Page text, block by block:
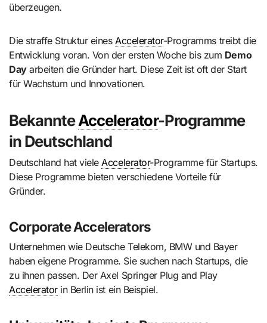
überzeugen.
Die straffe Struktur eines Accelerator-Programms treibt die
Entwicklung voran. Von der ersten Woche bis zum Demo
Dayarbeiten die Gründer hart. Diese Zeit ist oft der Start
für Wachstum und Innovationen.
BekannteAccelerator-Programme
in Deutschland
Deutschland hat vieleAccelerator-Programme für Startups.
Diese Programme bieten verschiedene Vorteile für
Gründer.
Corporate Accelerators
Unternehmen wie Deutsche Telekom, BMW und Bayer
haben eigene Programme. Sie suchen nach Startups, die
zu ihnen passen. Der Axel Springer Plug and Play
Acceleratorin Berlin ist ein Beispiel.